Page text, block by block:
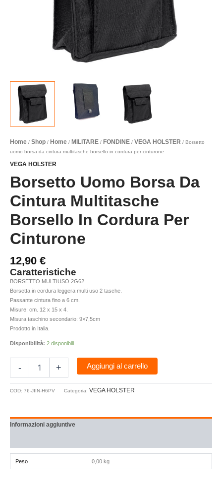
Home / Shop / Home / MILITARE / FONDINE / VEGA HOLSTER / Borsetto
uomo borsa da cintura multitasche borsello in cordura per cinturone
VEGA HOLSTER
Borsetto Uomo Borsa Da
Cintura Multitasche
Borsello In Cordura Per
Cinturone
12,90 €
Caratteristiche
BORSETTO MULTIUSO 2G62
Borsetta in cordura leggera multi uso 2 tasche.
Passante cintura fino a 6 cm.
Misure: cm. 12 x 15 x 4.
Misura taschino secondario: 9×7,5cm
Prodotto in Italia.
Disponibilità: 2 disponibili
- + Aggiungi al carrello
COD: 76-JIIN-H6PV Categoria: VEGA HOLSTER
Informazioni aggiuntive
Peso 0,00 kg